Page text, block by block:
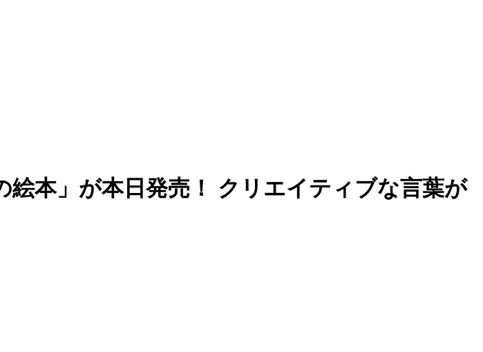
本」が本日発売！ クリエイティブな言葉が